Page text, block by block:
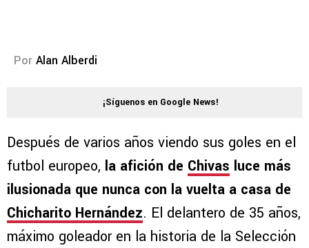
Por Alan Alberdi
¡Síguenos en Google News!
Después de varios años viendo sus goles en el
futbol europeo, la afición de Chivas luce más
ilusionada que nunca con la vuelta a casa de
Chicharito Hernández. El delantero de 35 años,
máximo goleador en la historia de la Selección